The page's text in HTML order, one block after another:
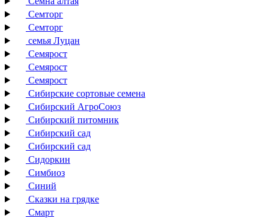
Семторг
Семторг
семья Луцан
Семярост
Семярост
Семярост
Сибирские сортовые семена
Сибирский АгроСоюз
Сибирский питомник
Сибирский сад
Сибирский сад
Сидоркин
Симбиоз
Синий
Сказки на грядке
Смарт